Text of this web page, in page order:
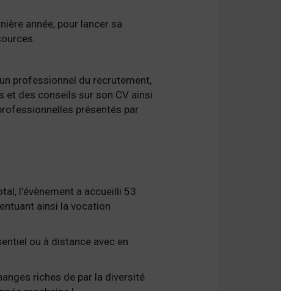
année, pour lancer sa
professionnel du recrutement,
et des conseils sur son CV ainsi
présentés par
l'évènement a accueilli 53
ainsi la vocation
ou à distance avec en
riches de par la diversité